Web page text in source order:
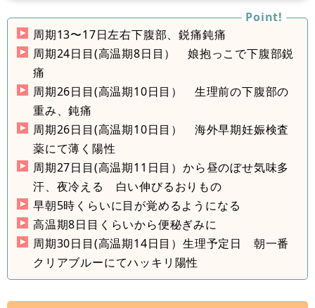
周期13〜17日左右下腹部、鋭痛鈍痛
周期24日目(高温期8日目） 娘抱っこで下腹部鋭
痛
周期26日目(高温期10日目） 生理前の下腹部の
重み、鈍痛
周期26日目(高温期10日目） 海外早期妊娠検査
薬にて薄く陽性
周期27日目(高温期11日目）から昼のぼせ気味多
汗、夜冷える 白い伸びるおりもの
早朝5時くらいに目が覚めるようになる
高温期8日目くらいから便秘ぎみに
周期30日目(高温期14日目）生理予定日 朝一番
クリアブルーにてハッキリ陽性